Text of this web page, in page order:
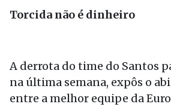
Torcida não é dinheiro
A derrota do time do Santos
na última semana, expôs o
entre a melhor equipe da